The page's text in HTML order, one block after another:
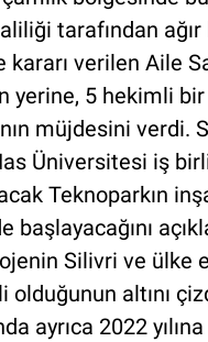
tarafından ağır
verilen Aile
yerine, 5 hekimli bir
müjdesini verdi.
Üniversitesi iş
Teknoparkın
başlayacağını
Silivri ve ülke
olduğunun altını
ayrıca 2022